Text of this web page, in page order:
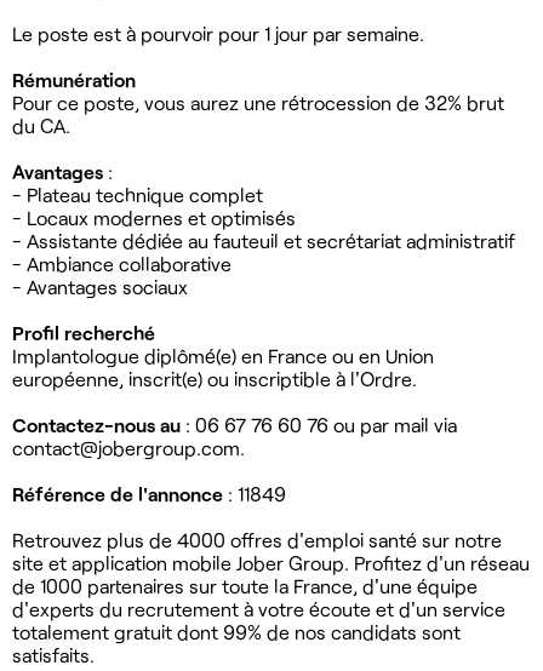
Le poste est à pourvoir pour 1 jour par semaine.
Rémunération
Pour ce poste, vous aurez une rétrocession de 32% brut
du CA.
Avantages :
- Plateau technique complet
- Locaux modernes et optimisés
- Assistante dédiée au fauteuil et secrétariat administratif
- Ambiance collaborative
- Avantages sociaux
Profil recherché
Implantologue diplômé(e) en France ou en Union
européenne, inscrit(e) ou inscriptible à l'Ordre.
Contactez-nous au : 06 67 76 60 76 ou par mail via
contact@jobergroup.com
Référence de l'annonce : 11849
Retrouvez plus de 4000 offres d'emploi santé sur notre
site et application mobile Jober Group. Profitez d'un réseau
de 1000 partenaires sur toute la France, d'une équipe
d'experts du recrutement à votre écoute et d'un service
totalement gratuit dont 99% de nos candidats sont
satisfaits.